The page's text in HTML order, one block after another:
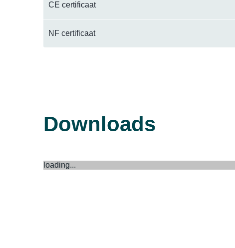
CE certificaat
NF certificaat
Downloads
loading...